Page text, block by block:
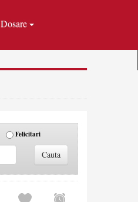
Dosare
Felicitari